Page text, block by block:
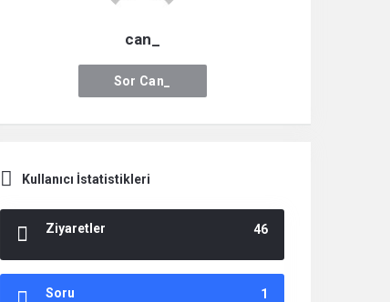
can_
Sor Can_
Kullanıcı İstatistikleri
46
Ziyaretler
1
Soru